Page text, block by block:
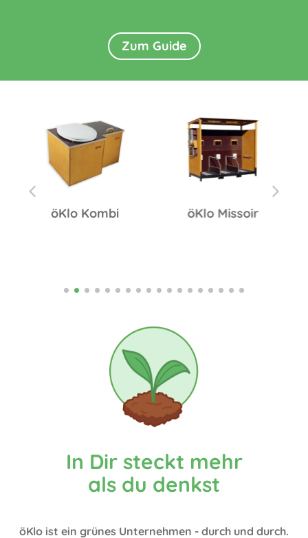
Zum Guide
öKlo Kombi öKlo Missoir
In Dir steckt mehr
als du denkst
öKlo ist ein grünes Unternehmen - durch und durch.